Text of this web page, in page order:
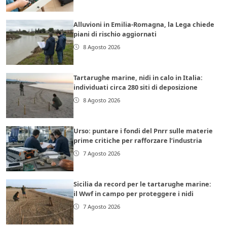
Alluvioni in Emilia-Romagna, la Lega chiede
piani di rischio aggiornati
8 Agosto 2026
Tartarughe marine, nidi in calo in Italia:
individuati circa 280 siti di deposizione
8 Agosto 2026
Urso: puntare i fondi del Pnrr sulle materie
prime critiche per rafforzare l’industria
7 Agosto 2026
Sicilia da record per le tartarughe marine:
il Wwf in campo per proteggere i nidi
7 Agosto 2026